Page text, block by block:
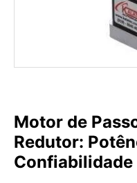
Motor de
Redutor:
Confiabilidade